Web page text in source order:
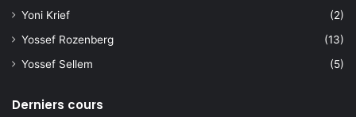
Yoni Krief
(2)
Yossef Rozenberg
(13)
Yossef Sellem
(5)
Derniers cours